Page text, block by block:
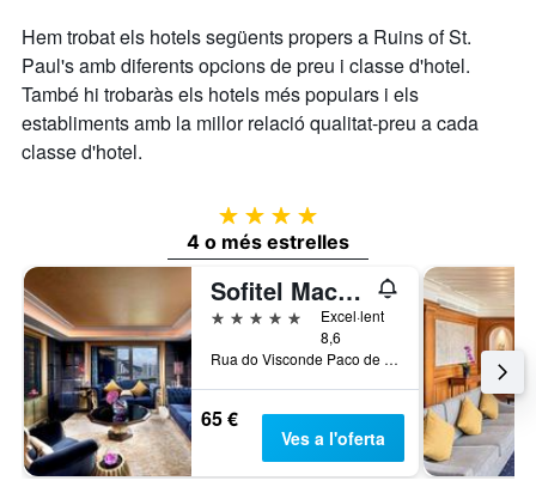
Hem trobat els hotels següents propers a Ruins of St.
Paul's amb diferents opcions de preu i classe d'hotel.
També hi trobaràs els hotels més populars i els
establiments amb la millor relació qualitat-preu a cada
classe d'hotel.
4 estrelles
4 o més estrelles
Sofitel Macau at Ponte 16
5 estrelles
Excel·lent
8,6
Rua do Visconde Paco de Arcos, Macau
65 €
Ves a l'oferta